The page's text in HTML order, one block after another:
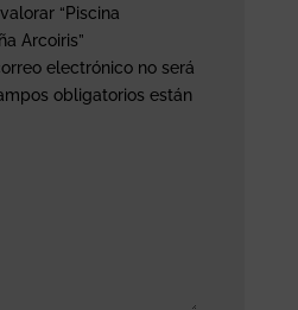
“Piscina
Arcoiris”
electrónico no será
obligatorios están